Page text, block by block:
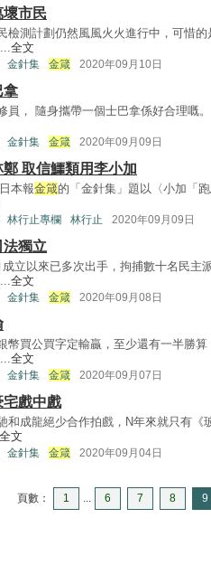
壞市民
檢測計劃仍然風風火火進行中，可惜
全文
金針集 金箴 2020年09月10日
拿
員， 隨身攜帶一個士巴拿係好合理嘅
金針集 金箴 2020年09月09日
取信鱷類用李小加
本報金箴的「金針集」題以〈小加「
林行止專欄 林行止 2020年09月09日
獨立
立以來已多次出手，拘捕數十名民主
全文
金針集 金箴 2020年09月08日
幣買公買字定輸贏，至少還有一半勝
全文
金針集 金箴 2020年09月07日
宅戲中戲
和成龍絕少合作拍戲，N年來就只有
全文
金針集 金箴 2020年09月04日
頁數： 1 ... 6 7 8 9